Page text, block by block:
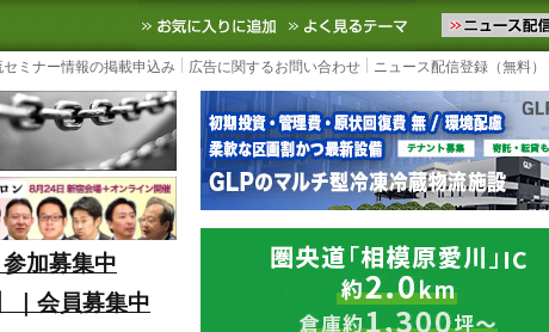
サイト
SCMなど国内外の最新の物流ニュースをお届けします。物
お気に入りに追加 よく見るテーマ
セミナー情報の掲載申込み 広告に関するお問い合わせ ニュース配信登録（無料）
加募集中
｜会員募集中